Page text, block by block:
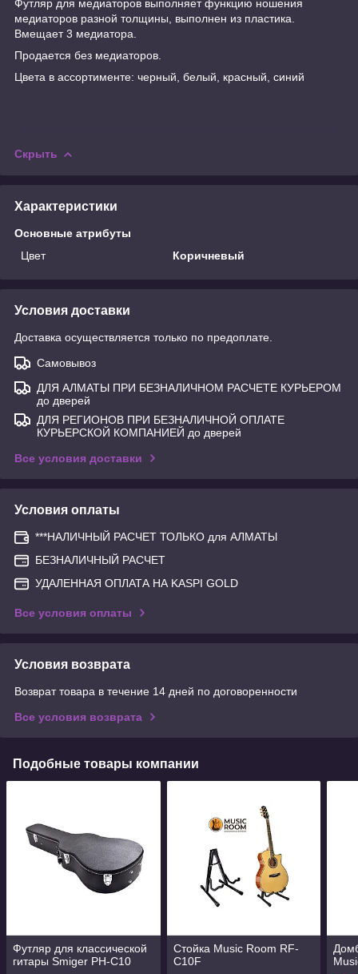
Футляр для медиаторов выполняет функцию ношения
медиаторов разной толщины, выполнен из пластика.
Вмещает 3 медиатора.
Продается без медиаторов.
Цвета в ассортименте: черный, белый, красный, синий
Скрыть
Характеристики
Основные атрибуты
Цвет
Коричневый
Условия доставки
Доставка осуществляется только по предоплате.
Самовывоз
ДЛЯ АЛМАТЫ ПРИ БЕЗНАЛИЧНОМ РАСЧЕТЕ КУРЬЕРОМ
до дверей
ДЛЯ РЕГИОНОВ ПРИ БЕЗНАЛИЧНОЙ ОПЛАТЕ
КУРЬЕРСКОЙ КОМПАНИЕЙ до дверей
Все условия доставки
Условия оплаты
***НАЛИЧНЫЙ РАСЧЕТ ТОЛЬКО для АЛМАТЫ
БЕЗНАЛИЧНЫЙ РАСЧЕТ
УДАЛЕННАЯ ОПЛАТА НА KASPI GOLD
Все условия оплаты
Условия возврата
Возврат товара в течение 14 дней по договоренности
Все условия возврата
Подобные товары компании
Футляр для классической
гитары Smiger PH-C10
Стойка Music Room RF-
C10F